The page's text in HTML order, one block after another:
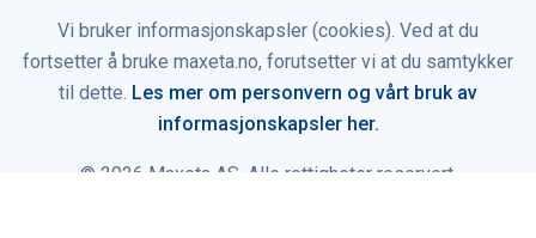
Vi bruker informasjonskapsler (cookies). Ved at du
fortsetter å bruke maxeta.no, forutsetter vi at du samtykker
til dette. Les mer om personvern og vårt bruk av
informasjonskapsler her.
© 2026 Maxeta AS. Alle rettigheter reservert.